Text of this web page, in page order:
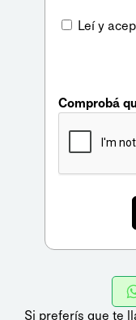
Leí y
Comprobá
Si preferís que te